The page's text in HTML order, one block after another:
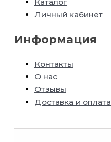
Личный кабинет
Информация
Контакты
О нас
Отзывы
Доставка и оплата